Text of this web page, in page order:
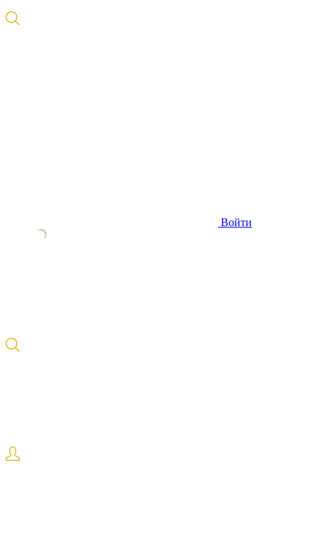
Войти